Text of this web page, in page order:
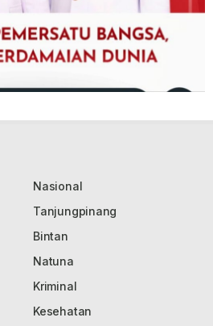
Nasional
Tanjungpinang
Bintan
Natuna
Kriminal
Kesehatan